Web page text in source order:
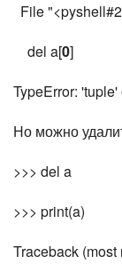
File
del a[0]
TypeError:
Но можно
>>> del a
>>> print(a)
Traceback